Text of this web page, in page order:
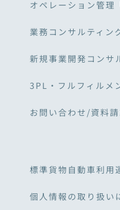
オペレーション管理
業務コンサルティン
新規事業開発コンサ
3PL・フルフィルメ
お問い合わせ/資料
標準貨物自動車利用
個人情報の取り扱い